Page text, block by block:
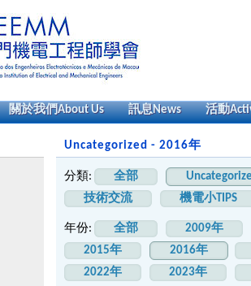
關於我們About Us 訊息News 活動
Uncategorized - 2016年
分類: 全部
技術交流
機電小TIPS
年份: 全部
2009年
2015年
2016年
2022年
2023年